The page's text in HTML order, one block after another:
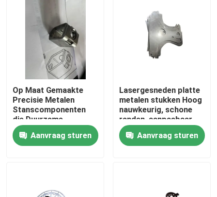
Huis
Op Maat Gemaakte
Precisie Metalen
Stanscomponenten
die Duurzame
Oplossingen Bieden
voor Automotive,
Elektronica, Medische
Aanvraag sturen
Lasergesneden platte
metalen stukken Hoog
nauwkeurig, schone
randen, aanpasbaar,
duurzaam
Aanvraag sturen